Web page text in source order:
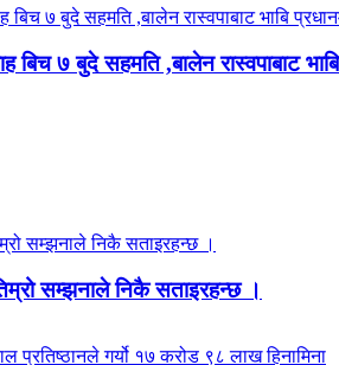
बिच ७ बुदे सहमति ,बालेन रास्वपाबाट
सम्झनाले निकै सताइरहन्छ ।